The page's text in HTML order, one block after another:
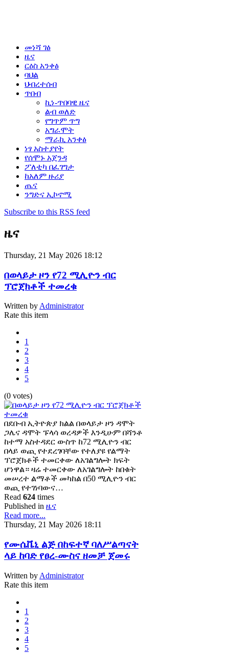
መነሻ ገፅ
ዜና
ርዕስ አንቀፅ
ባህል
ህብረተሰብ
ጥበብ
ኪነ-ጥበባዊ ዜና
ልብ ወለድ
የግጥም ጥግ
አግራሞት
ማራኪ አንቀፅ
ነፃ አስተያየት
የሰሞኑ አጀንዳ
ፖለቲካ በፈገግታ
ከአለም ዙሪያ
ጤና
ንግድና ኢኮኖሚ
Subscribe to this RSS feed
ዜና
Thursday, 21 May 2026 18:12
በወላይታ ዞን የ72 ሚሊዮን ብር
ፕሮጀክቶች ተመረቁ
Written by Administrator
Rate this item
1
2
3
4
5
(0 votes)
በደቡብ ኢትዮጵያ ክልል በወላይታ ዞን ዳሞት
ጋሌና ዳሞት ፑላሳ ወረዳዎች እንዲሁም በሻንቶ
ከተማ አስተዳደር ውስጥ ከ72 ሚሊዮን ብር
በላይ ወጪ የተደረገባቸው የተለያዩ የልማት
ፕሮጀክቶች ተመርቀው ለአገልግሎት ክፍት
ሆነዋል። ዛሬ ተመርቀው ለአገልግሎት ከበቁት
መሠረተ ልማቶች መካከል በ50 ሚሊዮን ብር
ወጪ የተገነባውና…
Read 624 times
Published in ዜና
Read more...
Thursday, 21 May 2026 18:11
የሙሴቬኒ ልጅ በከፍተኛ ባለሥልጣናት
ላይ ከባድ የፀረ-ሙስና ዘመቻ ጀመሩ
Written by Administrator
Rate this item
1
2
3
4
5